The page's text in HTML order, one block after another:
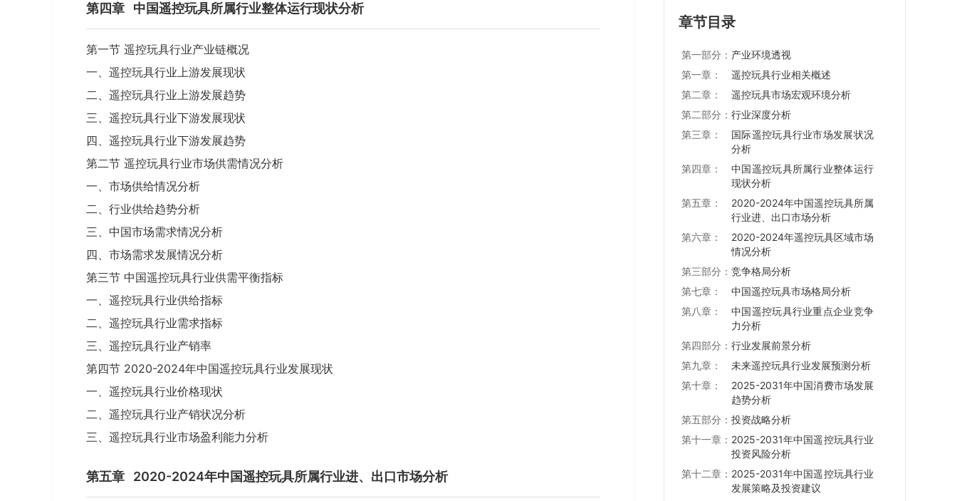
第四章 中国遥控玩具所属行业整体运行现状分析
第一节 遥控玩具行业产业链概况
一、遥控玩具行业上游发展现状
二、遥控玩具行业上游发展趋势
三、遥控玩具行业下游发展现状
四、遥控玩具行业下游发展趋势
第二节 遥控玩具行业市场供需情况分析
一、市场供给情况分析
二、行业供给趋势分析
三、中国市场需求情况分析
四、市场需求发展情况分析
第三节 中国遥控玩具行业供需平衡指标
一、遥控玩具行业供给指标
二、遥控玩具行业需求指标
三、遥控玩具行业产销率
第四节 2020-2024年中国遥控玩具行业发展现状
一、遥控玩具行业价格现状
二、遥控玩具行业产销状况分析
三、遥控玩具行业市场盈利能力分析
第五章 2020-2024年中国遥控玩具所属行业进、出口市场分析
章节目录
第一部分： 产业环境透视
第一章：
遥控玩具行业相关概述
第二章：
遥控玩具市场宏观环境分析
第二部分： 行业深度分析
第三章：
国际遥控玩具行业市场发展状况
分析
第四章：
中国遥控玩具所属行业整体运行
现状分析
第五章：
2020-2024年中国遥控玩具所属
行业进、出口市场分析
第六章：
2020-2024年遥控玩具区域市场
情况分析
第三部分： 竞争格局分析
第七章：
中国遥控玩具市场格局分析
第八章：
中国遥控玩具行业重点企业竞争
力分析
第四部分： 行业发展前景分析
第九章：
未来遥控玩具行业发展预测分析
第十章：
2025-2031年中国消费市场发展
趋势分析
第五部分： 投资战略分析
第十一章： 2025-2031年中国遥控玩具行业
投资风险分析
第十二章： 2025-2031年中国遥控玩具行业
发展策略及投资建议